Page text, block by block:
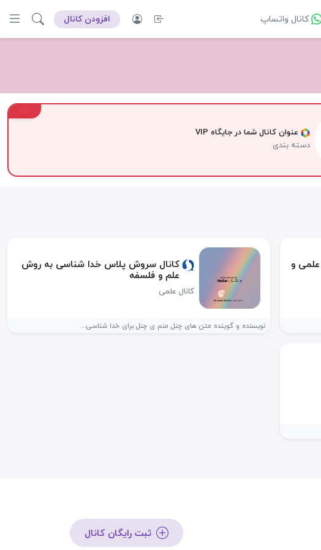
کانال واتساپ افزودن کانال
عنوان کانال شما در جایگاه VIP
دسته بندی
و
کانال سروش پلاس خدا شناسی به روش
علم و فلسفه
کانال علمی
نویسنده و گوینده متن های چنل منم ی چنل برای خدا شناسی...
ثبت رایگان کانال